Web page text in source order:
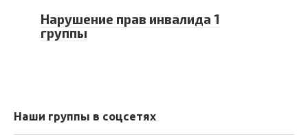
Нарушение прав инвалида 1
группы
Наши группы в соцсетях